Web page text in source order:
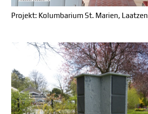
Projekt: Kolumbarium St. Marien, Laatzen